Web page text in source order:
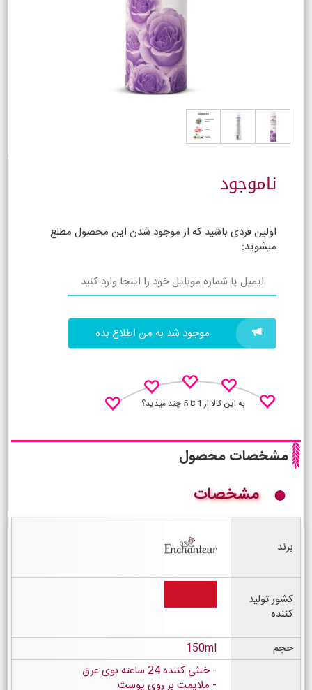
ناموجود
اولین فردی باشید که از موجود شدن این محصول مطلع
میشوید:
موجود شد به من اطلاع بده
به این کالا از 1 تا 5 چند میدید؟
مشخصات محصول
مشخصات
برند
کشور تولید
کننده
حجم
150ml
خنثی کننده 24 ساعته بوی عرق
ملایمت بر روی پوست